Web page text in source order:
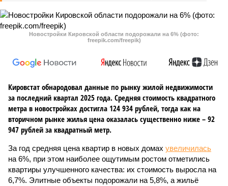
Новостройки Кировской области подорожали на 6% (фото:
freepik.com/freepik)
Кировстат обнародовал данные по рынку жилой недвижимости
за последний квартал 2025 года. Средняя стоимость квадратного
метра в новостройках достигла 124 934 рублей, тогда как на
вторичном рынке жилья цена оказалась существенно ниже – 92
947 рублей за квадратный метр.
За год средняя цена квартир в новых домах увеличилась
на 6%, при этом наиболее ощутимым ростом отметились
квартиры улучшенного качества: их стоимость выросла на
6,7%. Элитные объекты подорожали на 5,8%, а жильё